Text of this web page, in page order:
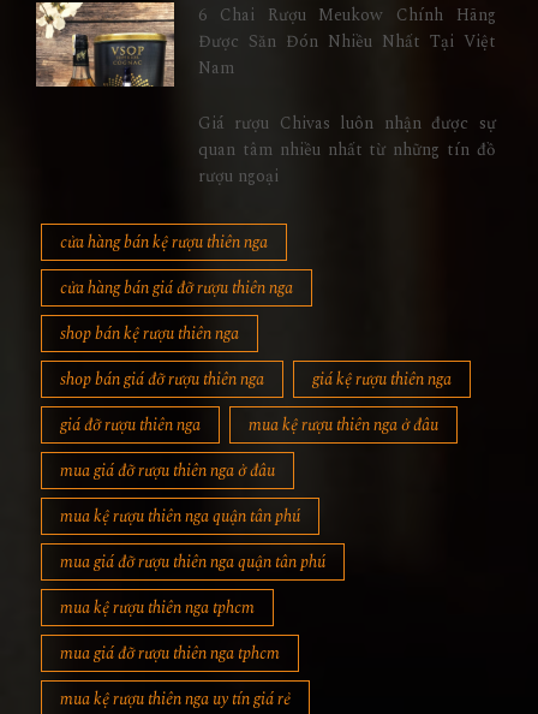
6 Chai Rượu Meukow Chính Hãng
Được Săn Đón Nhiều Nhất Tại Việt
Nam
Giá rượu Chivas luôn nhận được sự
quan tâm nhiều nhất từ những tín đồ
rượu ngoại
cửa hàng bán kệ rượu thiên nga
cửa hàng bán giá đỡ rượu thiên nga
shop bán kệ rượu thiên nga
shop bán giá đỡ rượu thiên nga
giá kệ rượu thiên nga
giá đỡ rượu thiên nga
mua kệ rượu thiên nga ở đâu
mua giá đỡ rượu thiên nga ở đâu
mua kệ rượu thiên nga quận tân phú
mua giá đỡ rượu thiên nga quận tân phú
mua kệ rượu thiên nga tphcm
mua giá đỡ rượu thiên nga tphcm
mua kệ rượu thiên nga uy tín giá rẻ